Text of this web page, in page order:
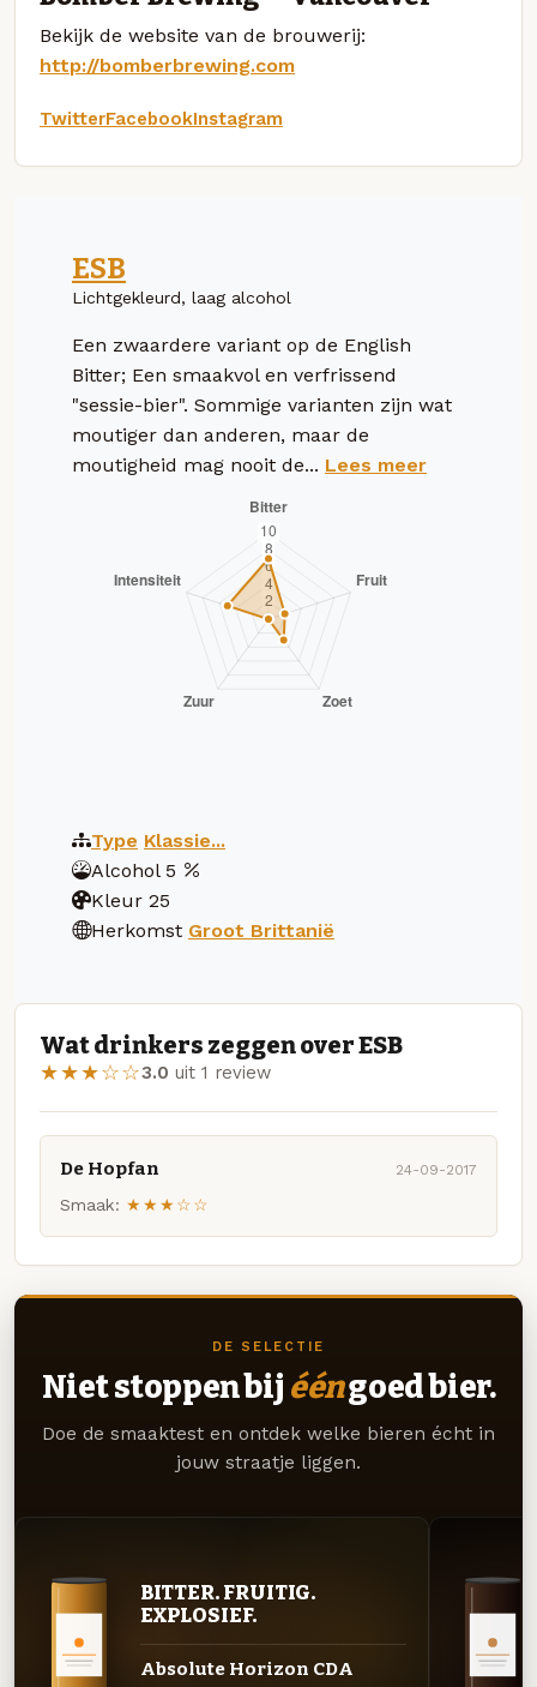
Bekijk de website van de brouwerij:
http://bomberbrewing.com
TwitterFacebookInstagram
ESB
Lichtgekleurd, laag alcohol
Een zwaardere variant op de English
Bitter; Een smaakvol en verfrissend
"sessie-bier". Sommige varianten zijn wat
moutiger dan anderen, maar de
moutigheid mag nooit de... Lees meer
Type Klassie...
Alcohol 5
Kleur 25
Herkomst Groot Brittanië
Wat drinkers zeggen over ESB
★★★☆☆3.0 uit 1 review
De Hopfan 24-09-2017
Smaak: ★★★☆☆
DE SELECTIE
Niet stoppen bij ééngoed bier.
Doe de smaaktest en ontdek welke bieren écht in
jouw straatje liggen.
BITTER. FRUITIG.
EXPLOSIEF.
Absolute Horizon CDA